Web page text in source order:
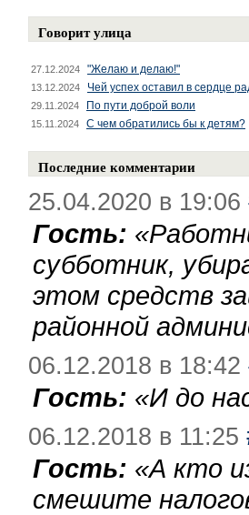
Говорит улица
27.12.2024 "Желаю и делаю!"
13.12.2024 Чей успех оставил в сердце
29.11.2024 По пути доброй воли
15.11.2024 С чем обратились бы к детям?
Последние комментарии
25.04.2020 в 19:06
Гость: «
субботник,
этом средств
районной
06.12.2018 в 18:42
Гость: «И до
06.12.2018 в 11:25
Гость: «А кто
смешите